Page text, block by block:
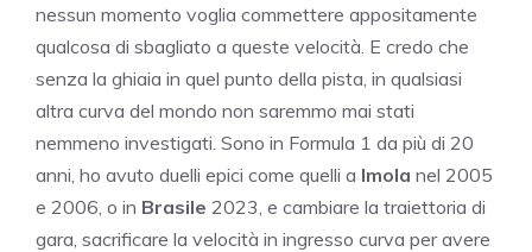
nessun momento voglia commettere appositamente
qualcosa di sbagliato a queste velocità. E credo che
senza la ghiaia in quel punto della pista, in qualsiasi
altra curva del mondo non saremmo mai stati
nemmeno investigati. Sono in Formula 1 da più di 20
anni, ho avuto duelli epici come quelli a Imola nel 2005
e 2006, o in Brasile 2023, e cambiare la traiettoria di
gara, sacrificare la velocità in ingresso curva per avere